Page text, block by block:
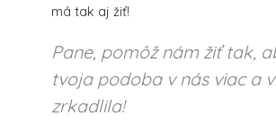
má tak aj žiť!
Pane, pomôž nám žiť tak,
tvoja podoba v nás viac a
zrkadlila!